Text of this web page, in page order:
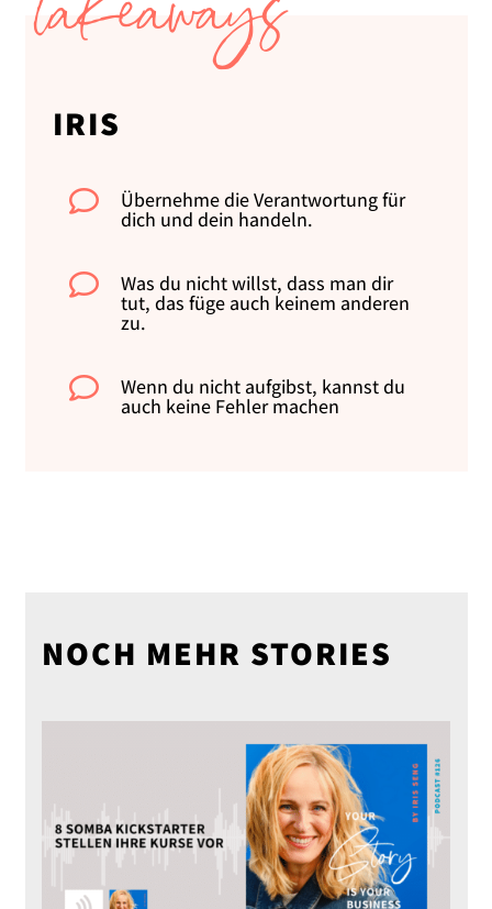
IRIS
 Übernehme die Verantwortung für
dich und dein handeln.
 Was du nicht willst, dass man dir
tut, das füge auch keinem anderen
zu.
 Wenn du nicht aufgibst, kannst du
auch keine Fehler machen
NOCH MEHR STORIES